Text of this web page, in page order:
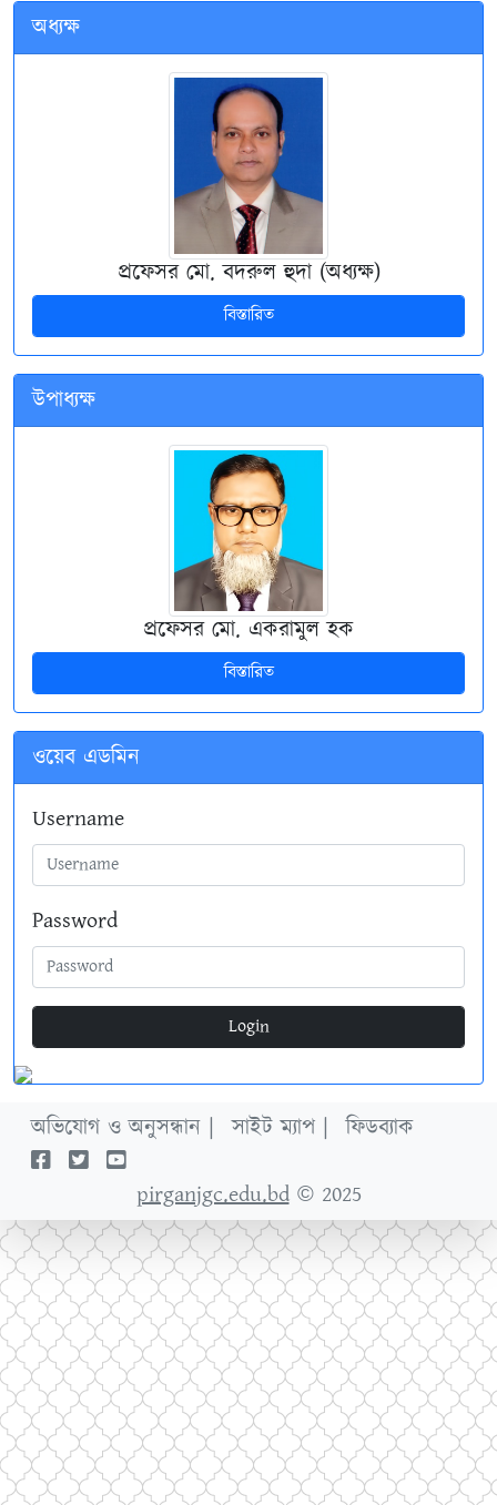
অধ্যক্ষ
প্রফেসর মো. বদরুল হুদা (অধ্যক্ষ)
বিস্তারিত
উপাধ্যক্ষ
প্রফেসর মো. একরামুল হক
বিস্তারিত
ওয়েব এডমিন
Username
Password
Login
অভিযোগ ও অনুসন্ধান | সাইট ম্যাপ | ফিডব্যাক
pirganjgc.edu.bd© 2025